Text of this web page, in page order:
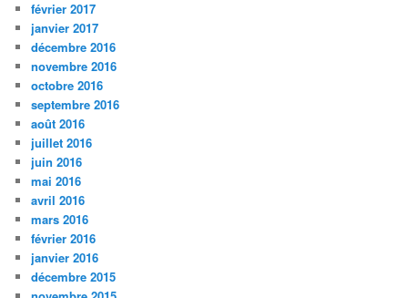
février 2017
janvier 2017
décembre 2016
novembre 2016
octobre 2016
septembre 2016
août 2016
juillet 2016
juin 2016
mai 2016
avril 2016
mars 2016
février 2016
janvier 2016
décembre 2015